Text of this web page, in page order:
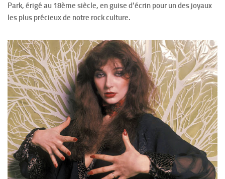
Park, érigé au 18ème siècle, en guise d’écrin pour un des joyaux
les plus précieux de notre rock culture.